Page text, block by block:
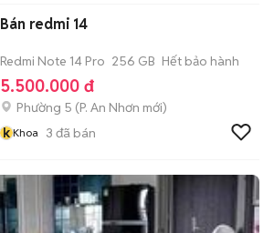
Bán redmi 14
Redmi Note 14 Pro 256 GB Hết bảo hành
5.500.000 đ
Phường 5 (P. An Nhơn mới)
k Khoa 3 đã bán